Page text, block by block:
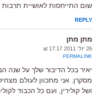
שום התייחסות לאושיית תרבות
REPLY
מתן מתן
26 יולי 2011 at 17:17
PERMALINK
יאיר בכל הדיבור שלך על
מסקרן. אני מתכוון לעולם
ושל קולירין, ועם כל הכבוד